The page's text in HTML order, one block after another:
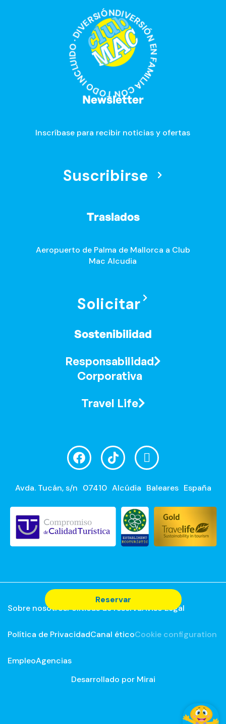
Reservar
DIVERSIÓN EN FAMILIA CON TODO INCLUIDO · DIVERSIÓN EN FAMILIA CON TODO INCLUIDO ·
Newsletter
Inscríbase para recibir noticias y ofertas
Suscribirse
Traslados
Aeropuerto de Palma de Mallorca a Club
Mac Alcudia
Solicitar
Sostenibilidad
Responsabilidad
Corporativa
Travel Life
Avda. Tucán, s/n 07410 Alcúdia Baleares España
Sobre nosotrosPolíticas de reservaAviso Legal
Política de PrivacidadCanal éticoCookie configuration
EmpleoAgencias
Desarrollado por Mirai